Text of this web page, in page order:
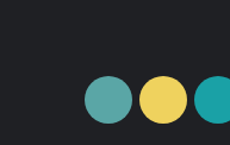
آپارات ایتا